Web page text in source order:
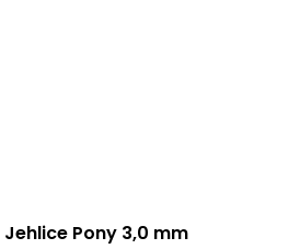
Jehlice Pony 3,0 mm